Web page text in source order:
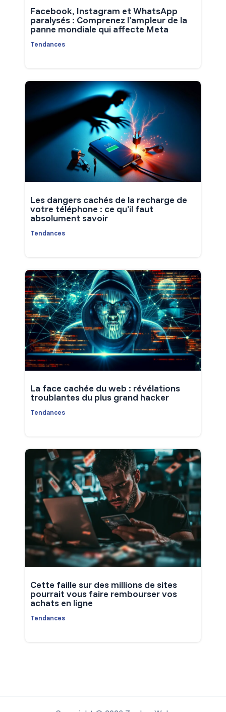
Facebook, Instagram et WhatsApp
paralysés : Comprenez l’ampleur de la
panne mondiale qui affecte Meta
Tendances
Les dangers cachés de la recharge de
votre téléphone : ce qu’il faut
absolument savoir
Tendances
La face cachée du web : révélations
troublantes du plus grand hacker
Tendances
Cette faille sur des millions de sites
pourrait vous faire rembourser vos
achats en ligne
Tendances